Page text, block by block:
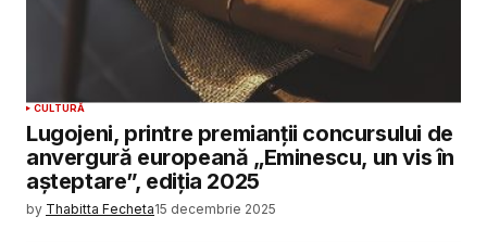
CULTURĂ
Lugojeni, printre premianții concursului de
anvergură europeană „Eminescu, un vis în
așteptare”, ediția 2025
by Thabitta Fecheta15 decembrie 2025